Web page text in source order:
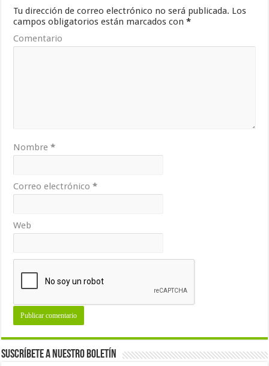
Tu dirección de correo electrónico no será publicada. Los
campos obligatorios están marcados con*
Comentario
Nombre*
Correo electrónico*
Web
Suscríbete a nuestro Boletín